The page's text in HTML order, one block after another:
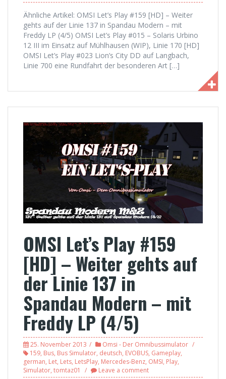
Ähnliche Artikel: OMSI Let’s Play #159 [HD] – Weiter
gehts auf der Linie 137 in Spandau Modern – mit
Freddy LP (4/5) OMSI Let’s Play #015 – Solaris Urbino
12 III im Einsatz auf Mühlhausen (WIP), Linie 170 [HD]
OMSI Let’s Play #023 Lion’s City DD auf Langbach,
Linie 700 eine Rundfahrt der besonderen Art […]
OMSI Let’s Play #159
[HD] – Weiter gehts auf
der Linie 137 in
Spandau Modern – mit
Freddy LP (4/5)
25. November 2013
Omsi - Der Omnibussimulator
159, Bus, Bus Simulator, deutsch, EVOBUS, Gameplay,
german, Let, Lets, LetsPlay, Mercedes-Benz, OMSI, Play,
Simulator, tomtaz01 Leave a comment